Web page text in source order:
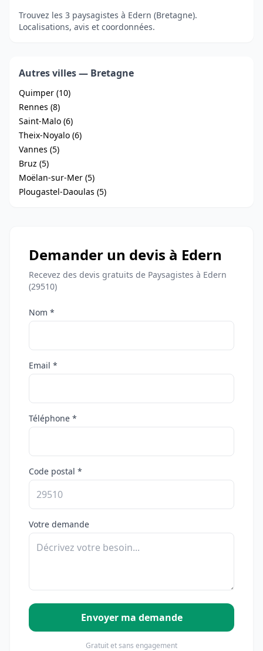
Trouvez les 3 paysagistes à Edern (Bretagne).
Localisations, avis et coordonnées.
Autres villes — Bretagne
Quimper (10)
Rennes (8)
Saint-Malo (6)
Theix-Noyalo (6)
Vannes (5)
Bruz (5)
Moëlan-sur-Mer (5)
Plougastel-Daoulas (5)
Demander un devis à Edern
Recevez des devis gratuits de Paysagistes à Edern
(29510)
Nom *
Email *
Téléphone *
Code postal *
Votre demande
Envoyer ma demande
Gratuit et sans engagement